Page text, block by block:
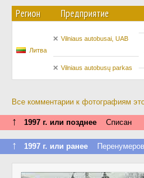
Регион Предприятие
Литва
Vilniaus autobusai, UAB
Vilniaus autobusų parkas
Все комментарии к фотографиям
↑ 1997 г. или позднее Списан
↑ 1997 г. или ранее